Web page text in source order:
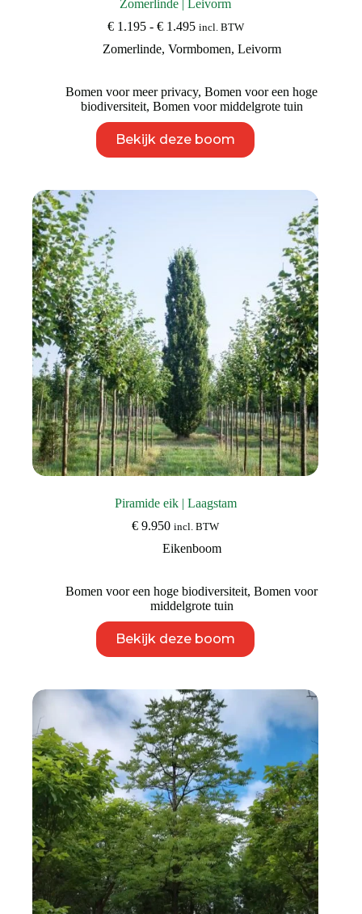
Zomerlinde | Leivorm
€1.195 - €1.495Prijsklasse:
tot
incl. BTW
Zomerlinde, Vormbomen, Leivorm
Bomen voor meer privacy,Bomen voor een hoge
biodiversiteit, Bomen voor middelgrote tuin
Bekijk deze boom
product
heeft
gekozen
worden
op
de
productpagina
Piramide eik | Laagstam
€ 9.950 incl. BTW
Eikenboom
Bomen voor een hoge biodiversiteit,Bomen voor
middelgrote tuin
Bekijk deze boom
product
heeft
Deze
optie
kan
gekozen
worden
op
de
productpagina